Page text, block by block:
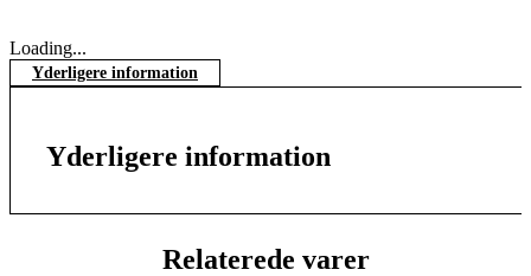
Loading...
Yderligere information
Yderligere information
Relaterede varer